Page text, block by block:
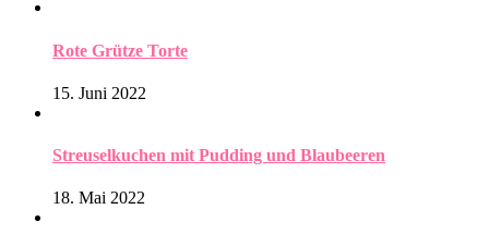
Rote Grütze Torte
15. Juni 2022
Streuselkuchen mit Pudding und Blaubeeren
18. Mai 2022